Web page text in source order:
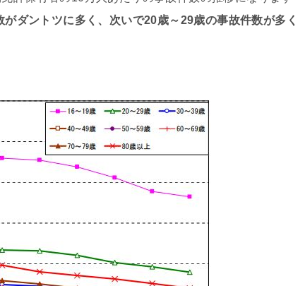
ダントツに多く、次いで20歳～29歳の事故件数が多く